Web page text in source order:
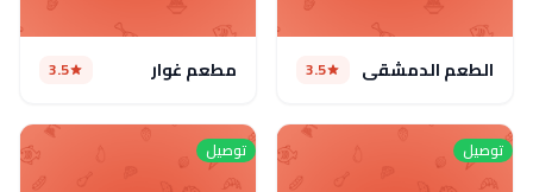
الطعم الدمشقي 3.5 مطعم غوار 3.5
توصيل توصيل